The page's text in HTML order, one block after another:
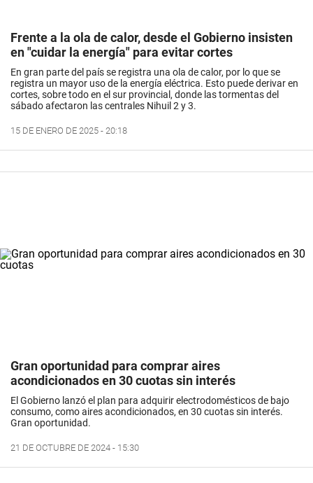
Frente a la ola de calor, desde el Gobierno insisten
en "cuidar la energía" para evitar cortes
En gran parte del país se registra una ola de calor, por lo que se
registra un mayor uso de la energía eléctrica. Esto puede derivar en
cortes, sobre todo en el sur provincial, donde las tormentas del
sábado afectaron las centrales Nihuil 2 y 3.
15 DE ENERO DE 2025 - 20:18
Gran oportunidad para comprar aires
acondicionados en 30 cuotas sin interés
El Gobierno lanzó el plan para adquirir electrodomésticos de bajo
consumo, como aires acondicionados, en 30 cuotas sin interés.
Gran oportunidad.
21 DE OCTUBRE DE 2024 - 15:30